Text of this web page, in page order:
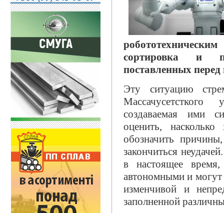
сортировка и
поставленных
Эту ситуацию
создаваемая ими
оценить,
обозначить
закончиться
в настоящее
автономными и могут
изменчивой и
заполненной